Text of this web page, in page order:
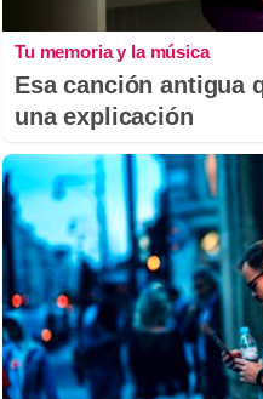
Tu memoria y la música
Esa canción antigua
una explicación